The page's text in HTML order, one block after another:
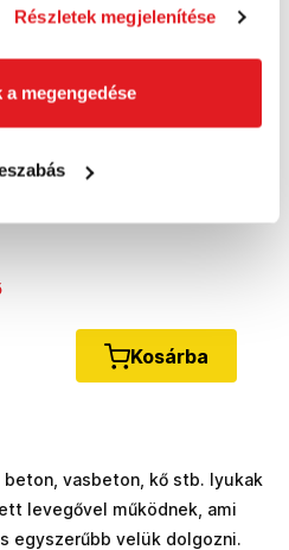
Részletek megjelenítése
a megengedése
aprító kalapács -
Kosárba
vasbeton, kő stb. lyukak
levegővel működnek, ami
egyszerűbb velük dolgozni.